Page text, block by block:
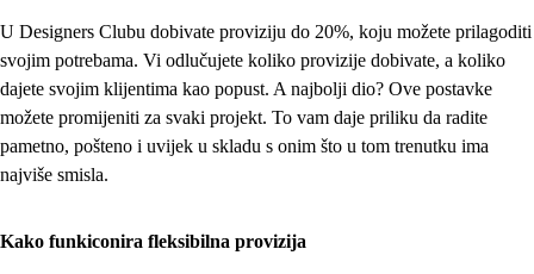
U Designers Clubu dobivate proviziju do 20%, koju možete prilagoditi
svojim potrebama. Vi odlučujete koliko provizije dobivate, a koliko
dajete svojim klijentima kao popust. A najbolji dio? Ove postavke
možete promijeniti za svaki projekt. To vam daje priliku da radite
pametno, pošteno i uvijek u skladu s onim što u tom trenutku ima
najviše smisla.
Kako funkiconira fleksibilna provizija